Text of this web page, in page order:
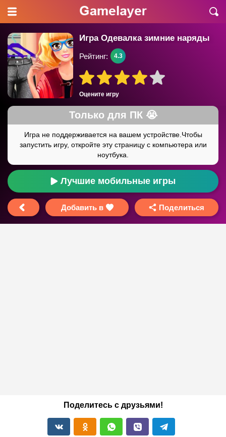
Игра Одевалка зимние наряды
Оцените игру
Рейтинг: 4.3
Лучшие мобильные игры
Добавить в Поделиться
Поделитесь с друзьями!